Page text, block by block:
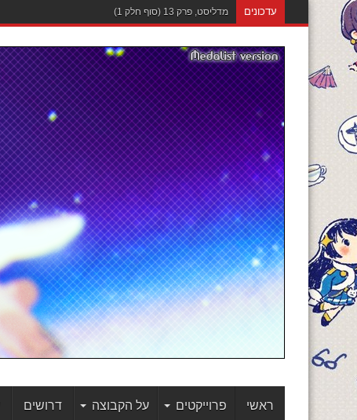
עדכונים מדליסט, פרק 12
ראשי פרוייקטים על הקבוצה דרושים